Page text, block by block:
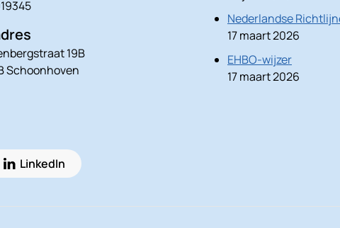
19B
Schoonhoven
LinkedIn
Nederlandse
17 maart 2026
EHBO-wijzer
17 maart 2026